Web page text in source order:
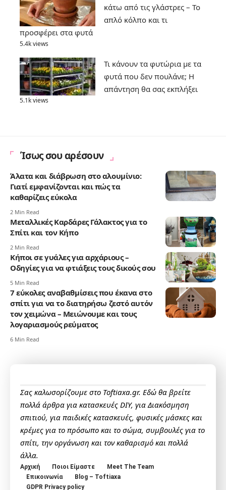
κάτω από τις γλάστρες – Το
απλό κόλπο και τι
προσφέρει στα φυτά
5.4k views
Τι κάνουν τα φυτώρια με τα
φυτά που δεν πουλάνε; Η
απάντηση θα σας εκπλήξει
5.1k views
Ίσως σου αρέσουν
Άλατα και διάβρωση στο αλουμίνιο:
Γιατί εμφανίζονται και πώς τα
καθαρίζεις εύκολα
2 Min Read
Μεταλλικές Καρδάρες Γάλακτος για το
Σπίτι και τον Κήπο
2 Min Read
Κήποι σε γυάλες για αρχάριους –
Οδηγίες για να φτιάξεις τους δικούς σου
5 Min Read
7 εύκολες αναβαθμίσεις που έκανα στο
σπίτι για να το διατηρήσω ζεστό αυτόν
τον χειμώνα – Mειώνουμε και τους
λογαριασμούς ρεύματος
6 Min Read
Σας καλωσορίζουμε στο Toftiaxa.gr. Εδώ θα βρείτε
πολλά άρθρα για κατασκευές DIY, για Διακόσμηση
σπιτιού, για παιδικές κατασκευές, φυσικές μάσκες και
κρέμες για το πρόσωπο και το σώμα, συμβουλές για το
σπίτι, την οργάνωση και τον καθαρισμό και πολλά
άλλα.
Αρχική Ποιοι Είμαστε
Meet The Team
Επικοινωνία
Blog – Toftiaxa
GDPR Privacy policy